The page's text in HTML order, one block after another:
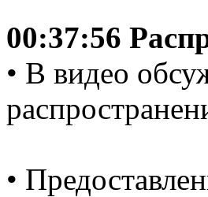
00:37:56
• В видео
•